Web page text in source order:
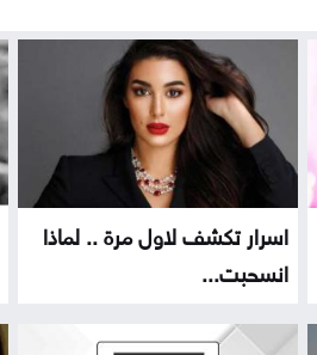
اسرار تكشف لاول مرة .. لماذا
انسحبت...